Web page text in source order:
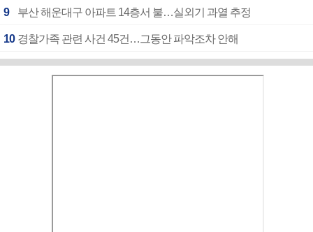
9 부산 해운대구 아파트 14층서 불…실외기 과열 추정
10 경찰가족 관련 사건 45건…그동안 파악조차 안해